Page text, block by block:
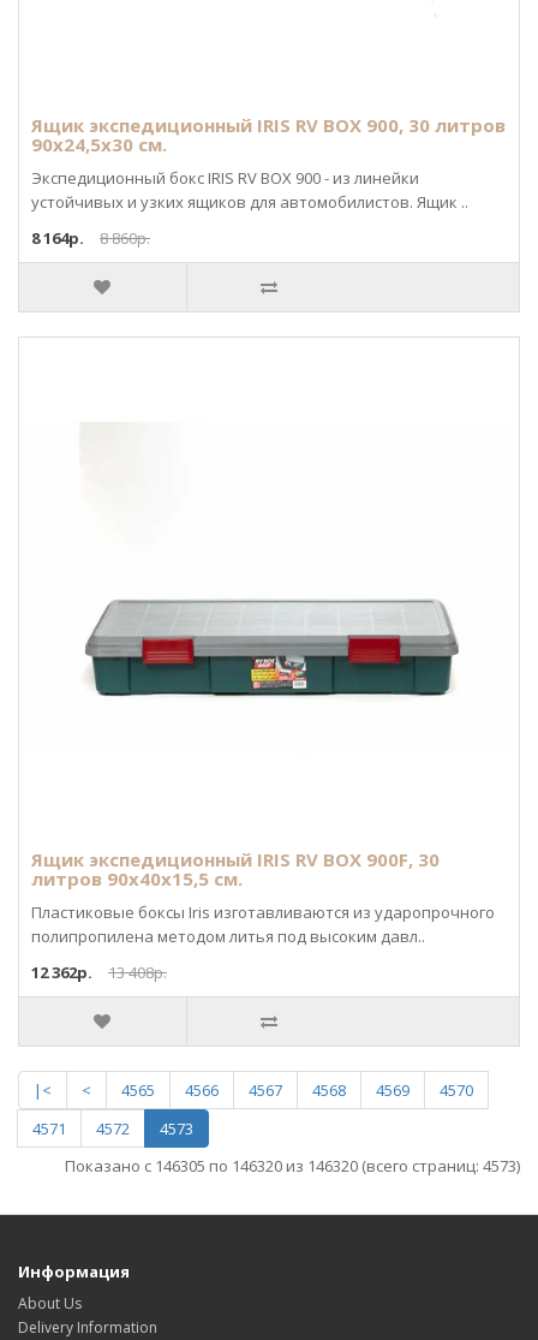
Ящик экспедиционный IRIS RV BOX 900, 30 литров
90x24,5x30 см.
Экспедиционный бокс IRIS RV BOX 900 - из линейки
устойчивых и узких ящиков для автомобилистов. Ящик ..
8 164р.
8 860р.
Ящик экспедиционный IRIS RV BOX 900F, 30
литров 90x40x15,5 см.
Пластиковые боксы Iris изготавливаются из ударопрочного
полипропилена методом литья под высоким давл..
12 362р.
13 408р.
|< < 4565 4566 4567 4568 4569
4570
4571
4572
4573
Показано с 146305 по 146320 из 146320 (всего страниц: 4573)
Информация
About Us
Delivery Information